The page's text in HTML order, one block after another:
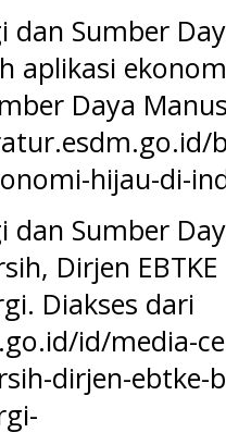
dan Sumber
aplikasi
Daya
hijau-di-
dan Sumber
Dirjen
Diakses dari
id/media-
dirjen-ebtke-